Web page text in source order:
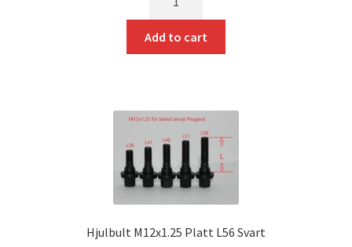
Add to cart
Hjulbult M12x1.25 Platt L56 Svart